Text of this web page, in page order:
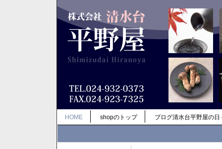
HOME shopのトップ ブログ清水台平野屋の日